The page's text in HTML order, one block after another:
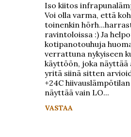
Iso kiitos
Voi olla varma, että
toinenkin
ravintoloissa :) Ja
kotipanotouhuja
verrattuna nykyiseen
käyttöön, joka näyttää
yritä siinä sitten
+24C
näyttää vain LO...
VASTAA